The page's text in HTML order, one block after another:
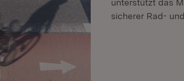
unterstützt das
sicherer Rad-